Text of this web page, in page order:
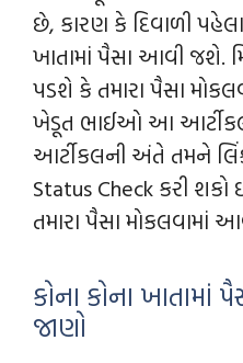
છે, કારણ કે દિવાળી
ખાતામાં પૈસા આવી જશે.
પડશે કે તમારા પૈસા
ખેડૂત ભાઈઓ આ
આર્ટીકલની અંતે તમને
Status Check કરી
તમારા પૈસા મોકલવામાં
કોના કોના
જાણો